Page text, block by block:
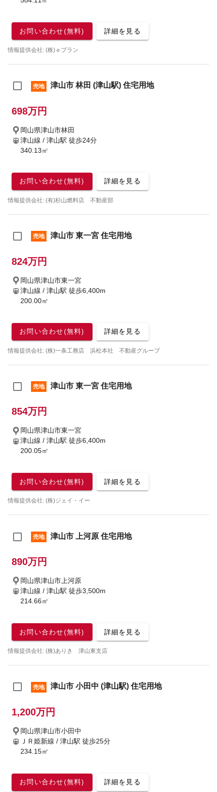
お問い合わせ(無料) 詳細を見る
情報提供会社: (株)ｅプラン
売地 津山市 林田 (津山駅) 住宅用地
698万円
岡山県津山市林田
津山線 / 津山駅 徒歩24分
340.13㎡
お問い合わせ(無料) 詳細を見る
情報提供会社: (有)杉山燃料店 不動産部
売地 津山市 東一宮 住宅用地
824万円
岡山県津山市東一宮
津山線 / 津山駅 徒歩6,400m
200.00㎡
お問い合わせ(無料) 詳細を見る
情報提供会社: (株)一条工務店 浜松本社 不動産グループ
売地 津山市 東一宮 住宅用地
854万円
岡山県津山市東一宮
津山線 / 津山駅 徒歩6,400m
200.05㎡
お問い合わせ(無料) 詳細を見る
情報提供会社: (株)ジェイ・イー
売地 津山市 上河原 住宅用地
890万円
岡山県津山市上河原
津山線 / 津山駅 徒歩3,500m
214.66㎡
お問い合わせ(無料) 詳細を見る
情報提供会社: (株)ありき 津山東支店
売地 津山市 小田中 (津山駅) 住宅用地
1,200万円
岡山県津山市小田中
ＪＲ姫新線 / 津山駅 徒歩25分
234.15㎡
お問い合わせ(無料) 詳細を見る